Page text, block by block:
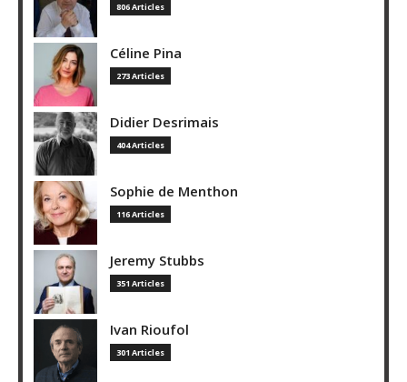
806 Articles
Céline Pina
273 Articles
Didier Desrimais
404 Articles
Sophie de Menthon
116 Articles
Jeremy Stubbs
351 Articles
Ivan Rioufol
301 Articles